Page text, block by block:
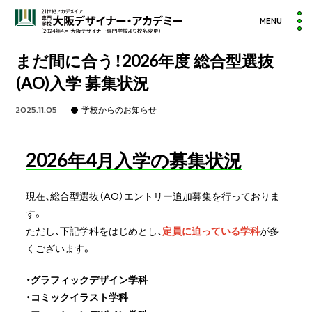
MENU
まだ間に合う！2026年度 総合型選抜
(AO)入学 募集状況
2025.11.05 学校からのお知らせ
2026年4月入学の募集状況
現在、総合型選抜（AO）エントリー追加募集を行っておりま
す。
ただし、下記学科をはじめとし、定員に迫っている学科が多
くございます。
・グラフィックデザイン学科
・コミックイラスト学科